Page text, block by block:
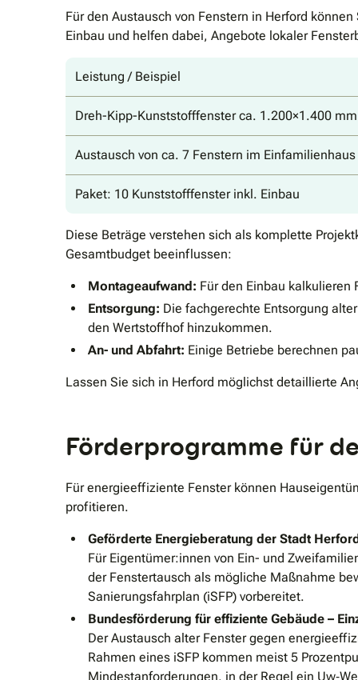
Für den Austausch von Fenstern in Herford
Einbau und helfen dabei, Angebote lokaler
Leistung / Beispiel
Dreh-Kipp-Kunststofffenster ca. 1.200×1.400
Austausch von ca. 7 Fenstern im
Paket: 10 Kunststofffenster inkl. Einbau
Diese Beträge verstehen sich als komplette
Gesamtbudget beeinflussen:
Montageaufwand: Für den Einbau kalkulieren
Entsorgung: Die fachgerechte Entsorgung
den Wertstoffhof hinzukommen.
An- und Abfahrt: Einige Betriebe berechnen
Lassen Sie sich in Herford möglichst detaillierte
Förderprogramme für
Für energieeffiziente Fenster können
profitieren.
Geförderte Energieberatung der Stadt
Für Eigentümer:innen von Ein- und
der Fenstertausch als mögliche Maßnahme
Sanierungsfahrplan (iSFP) vorbereitet.
Bundesförderung für effiziente Gebäude –
Der Austausch alter Fenster gegen
Rahmen eines iSFP kommen meist 5
Mindestanforderungen, in der Regel ein